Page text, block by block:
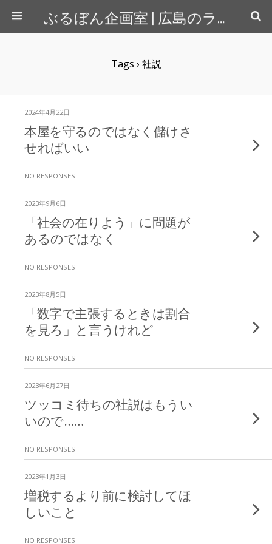
ぶるぼん企画室 | 広島のライター＆カメラマン
Tags › 社説
2024年4月22日
本屋を守るのではなく儲けさ
せればいい
NO RESPONSES
2023年9月6日
「社会の在りよう」に問題が
あるのではなく
NO RESPONSES
2023年8月5日
「数字で主張するときは割合
を見ろ」と言うけれど
NO RESPONSES
2023年6月27日
ツッコミ待ちの社説はもうい
いので……
NO RESPONSES
2023年1月3日
増税するより前に検討してほ
しいこと
NO RESPONSES